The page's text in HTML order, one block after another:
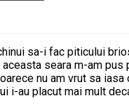
sa-i fac piticului
aceasta seara m-am pus
nu am vrut sa iasa
i-au placut mai mult